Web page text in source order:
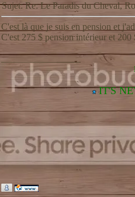
Sujet: Re: Le Paradis du Cheval,
C'est là que je suis en pension et
C'est 275 $ pension intérieur et 200
_________________
IT'S